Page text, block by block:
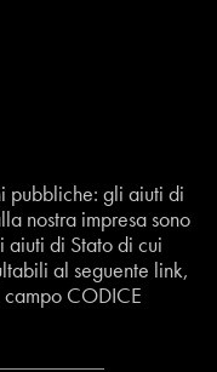
pubbliche: gli aiuti di
nostra impresa sono
aiuti di Stato di cui
al seguente link,
CODICE